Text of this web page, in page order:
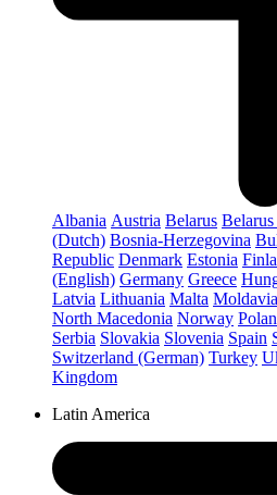
Albania Austria Belarus
(Dutch) Bosnia-Herzegovina
Republic Denmark Estonia
(English) Germany Greece
Latvia Lithuania Malta Moldavia
North Macedonia Norway
Serbia Slovakia Slovenia Spain
Switzerland (German) Turkey
Kingdom
Latin America